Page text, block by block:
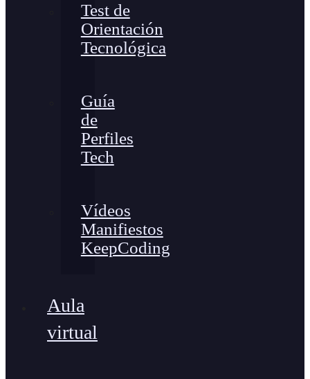
Test de
Orientación
Tecnológica
Guía
de
Perfiles
Tech
Vídeos
Manifiestos
KeepCoding
Aula
virtual